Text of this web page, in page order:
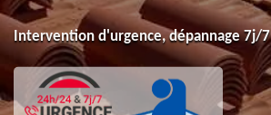
Intervention d'urgence, dépannage 7j/7